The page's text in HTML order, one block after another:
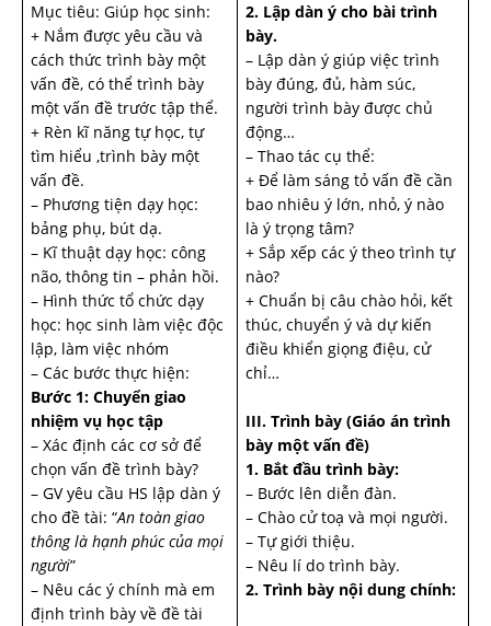
Mục tiêu: Giúp học sinh:
+ Nắm được yêu cầu và
cách thức trình bày một
vấn đề, có thể trình bày
một vấn đề trước tập thể.
+ Rèn kĩ năng tự học, tự
tìm hiểu ,trình bày một
vấn đề.
– Phương tiện dạy học:
bảng phụ, bút dạ.
– Kĩ thuật dạy học: công
não, thông tin – phản hồi.
– Hình thức tổ chức dạy
học: học sinh làm việc độc
lập, làm việc nhóm
– Các bước thực hiện:
Bước 1: Chuyển giao
nhiệm vụ học tập
– Xác định các cơ sở để
chọn vấn đề trình bày?
– GV yêu cầu HS lập dàn ý
cho đề tài: “An toàn giao
thông là hạnh phúc của mọi
người”
– Nêu các ý chính mà em
định trình bày về đề tài
2. Lập dàn ý cho bài trình
bày.
– Lập dàn ý giúp việc trình
bày đúng, đủ, hàm súc,
người trình bày được chủ
động…
– Thao tác cụ thể:
+ Để làm sáng tỏ vấn đề cần
bao nhiêu ý lớn, nhỏ, ý nào
là ý trọng tâm?
+ Sắp xếp các ý theo trình tự
nào?
+ Chuẩn bị câu chào hỏi, kết
thúc, chuyển ý và dự kiến
điều khiển giọng điệu, cử
chỉ…
III. Trình bày (Giáo án trình
bày một vấn đề)
1. Bắt đầu trình bày:
– Bước lên diễn đàn.
– Chào cử toạ và mọi người.
– Tự giới thiệu.
– Nêu lí do trình bày.
2. Trình bày nội dung chính: